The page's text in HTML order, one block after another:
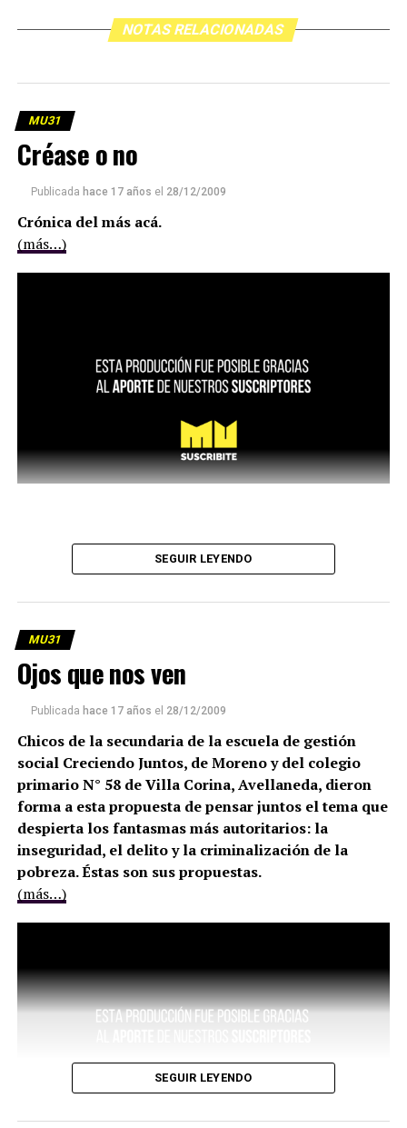
NOTAS RELACIONADAS
MU31
Créase o no
Publicada hace 17 años el 28/12/2009
Crónica del más acá.
(más…)
SEGUIR LEYENDO
MU31
Ojos que nos ven
Publicada hace 17 años el 28/12/2009
Chicos de la secundaria de la escuela de gestión
social Creciendo Juntos, de Moreno y del colegio
primario N° 58 de Villa Corina, Avellaneda, dieron
forma a esta propuesta de pensar juntos el tema que
despierta los fantasmas más autoritarios: la
inseguridad, el delito y la criminalización de la
pobreza. Éstas son sus propuestas.
(más…)
SEGUIR LEYENDO